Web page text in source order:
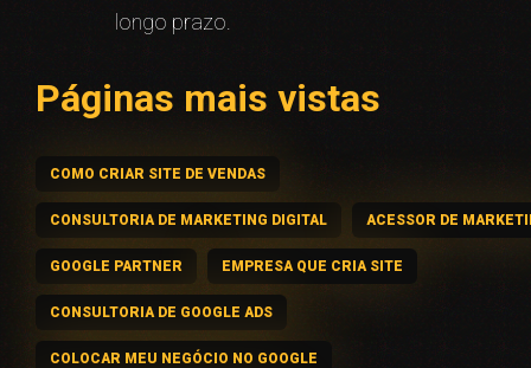
longo prazo.
Páginas mais vistas
COMO CRIAR SITE DE VENDAS
CONSULTORIA DE MARKETING DIGITAL ACESSOR DE
GOOGLE PARTNER EMPRESA QUE CRIA SITE
CONSULTORIA DE GOOGLE ADS
COLOCAR MEU NEGÓCIO NO GOOGLE